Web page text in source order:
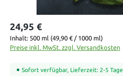
24,95 €
Inhalt: 500 ml (49,90 € / 1000 ml)
Preise inkl. MwSt. zzgl. Versandkosten
Sofort verfügbar, Lieferzeit: 2-5 Tage